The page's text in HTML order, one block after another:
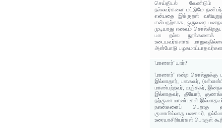
செய்திடல் வேண்டும்
நல்லவர்களை மட்டுமே
என்பதை இக்குறள்
என்பதற்காக, ஒருவரை
முடியாது எனவும்
பல நல்ல நூல்களைக்
உடையவர்களாக
அன்போடு
'மாணார்' யார்?
'மாணார்' என்ற சொல்லுக்கு
இல்லாதார், பகைவர்,
மாண்பற்றவர், வஞ்சகர்,
இல்லாதவர், தீயோர்,
நற்குண மாண்புகள்
நலன்களைப் பெறாத
குணமில்லாத பகைவர்,
உரையாசிரியர்கள் பொருள்